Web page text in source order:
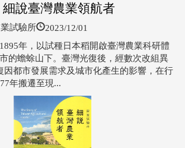
說臺灣農業領航者
試驗所 2023/12/01
年，以試種日本稻開啟臺灣農業科研體
的蟾蜍山下。臺灣光復後，經數次改組異
因都市發展需求及城市化產生的影響，在行
年搬遷至現...